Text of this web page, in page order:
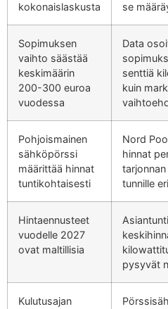
kokonaislaskusta
se
Sopimuksen
vaihto säästää
keskimäärin
200-300 euroa
vuodessa
Data
senttiä
kuin
Pohjoismainen
sähköpörssi
määrittää hinnat
tuntikohtaisesti
Nord
hinnat
tunnille
Hintaennusteet
vuodelle 2027
ovat maltillisia
pysyvät
Kulutusajan